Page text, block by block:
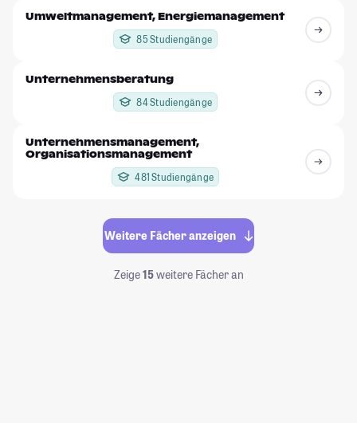
Umweltmanagement, Energiemanagement
85 Studiengänge
Unternehmensberatung
84 Studiengänge
Unternehmensmanagement,
Organisationsmanagement
481 Studiengänge
Weitere Fächer anzeigen
Zeige15weitere Fächer an